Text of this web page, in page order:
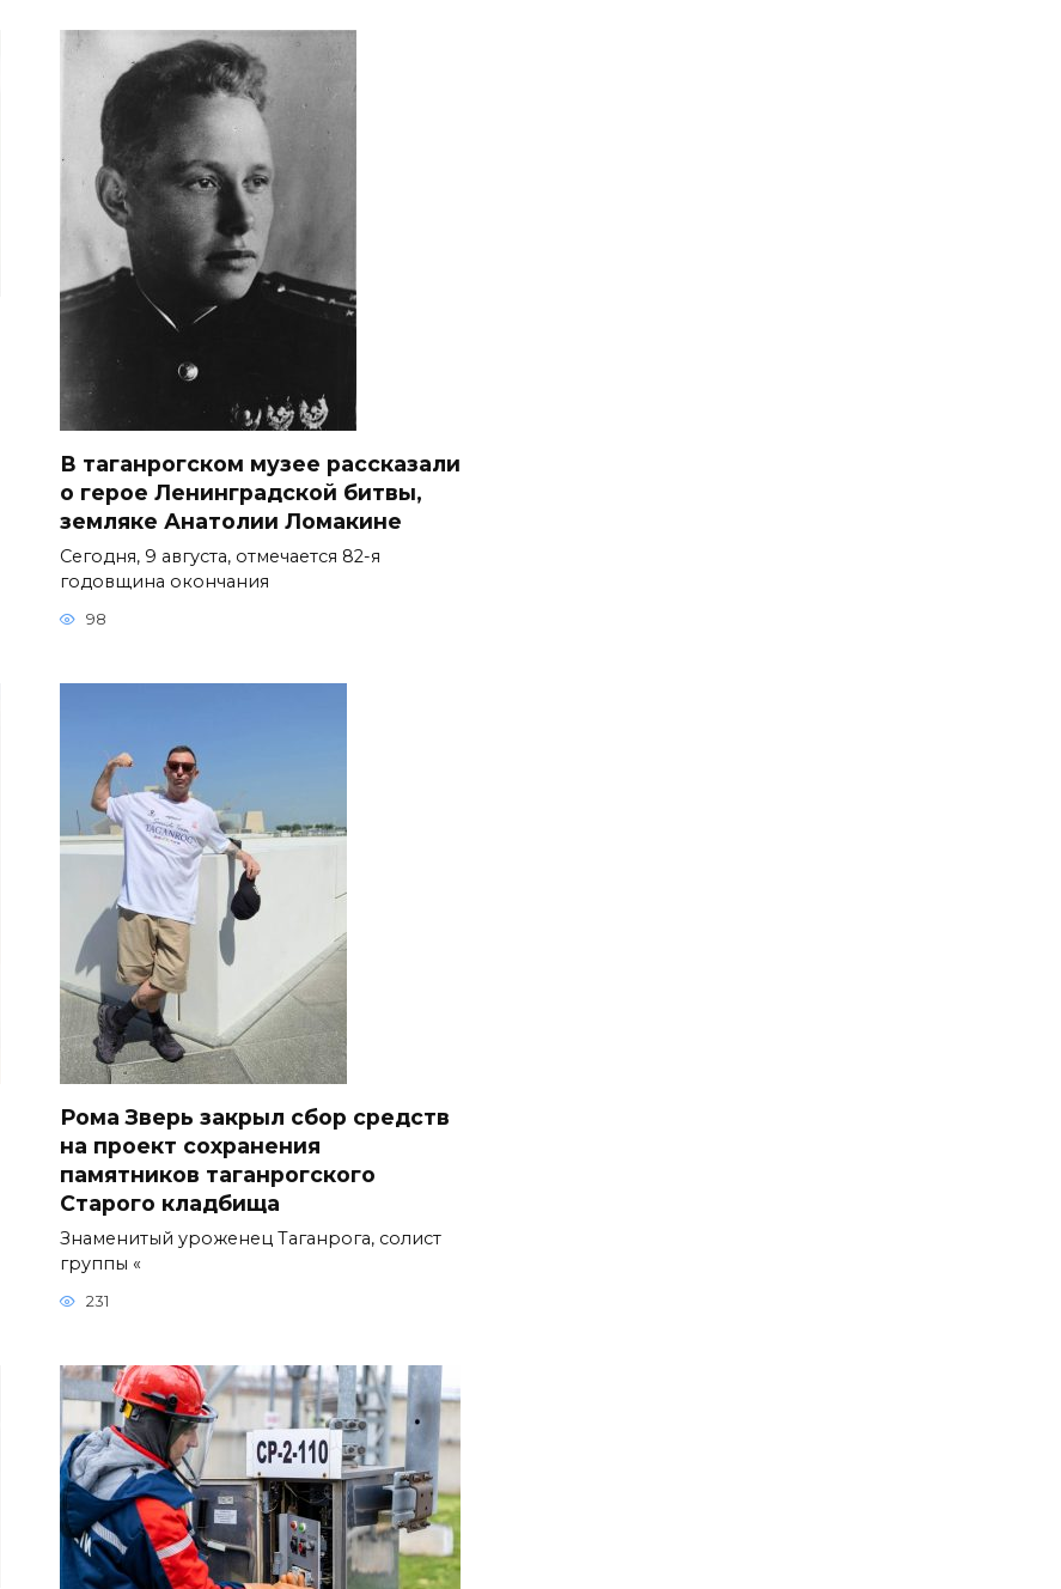
В таганрогском музее рассказали
о герое Ленинградской битвы,
земляке Анатолии Ломакине
Сегодня, 9 августа, отмечается 82-я
годовщина окончания
98
Рома Зверь закрыл сбор средств
на проект сохранения
памятников таганрогского
Старого кладбища
Знаменитый уроженец Таганрога, солист
группы «
231